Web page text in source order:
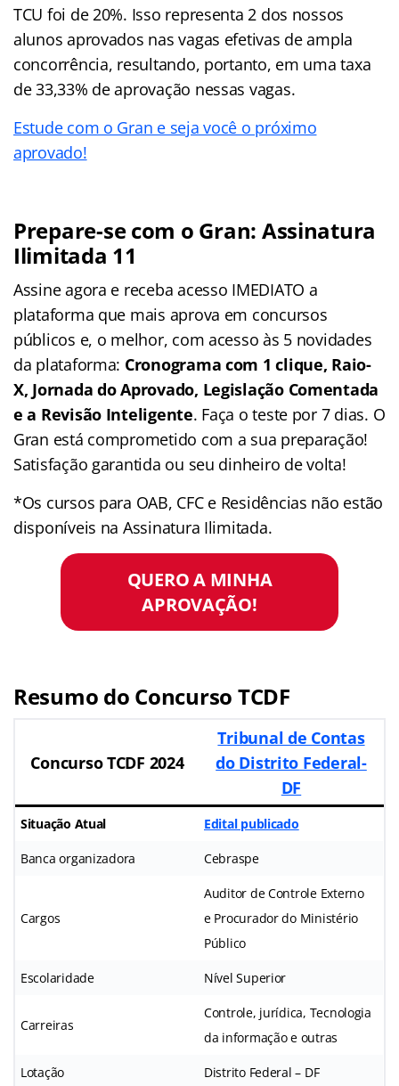
TCU foi de 20%. Isso representa 2 dos nossos
alunos aprovados nas vagas efetivas de ampla
concorrência, resultando, portanto, em uma taxa
de 33,33% de aprovação nessas vagas.
Estude com o Gran e seja você o próximo
aprovado!
Prepare-se com o Gran: Assinatura
Ilimitada 11
Assine agora e receba acesso IMEDIATO a
plataforma que mais aprova em concursos
públicos e, o melhor, com acesso às 5 novidades
da plataforma: Cronograma com 1 clique, Raio-
X, Jornada do Aprovado, Legislação Comentada
e a Revisão Inteligente. Faça o teste por 7 dias. O
Gran está comprometido com a sua preparação!
Satisfação garantida ou seu dinheiro de volta!
*Os cursos para OAB, CFC e Residências não estão
disponíveis na Assinatura Ilimitada.
QUERO A MINHA
APROVAÇÃO!
Resumo do Concurso TCDF
Concurso TCDF 2024
Tribunal de Contas
do Distrito Federal-
DF
Situação Atual Edital publicado
Banca organizadora Cebraspe
Cargos
Auditor de Controle Externo
e Procurador do Ministério
Público
Escolaridade Nível Superior
Carreiras
Controle, jurídica, Tecnologia
da informação e outras
Lotação Distrito Federal – DF